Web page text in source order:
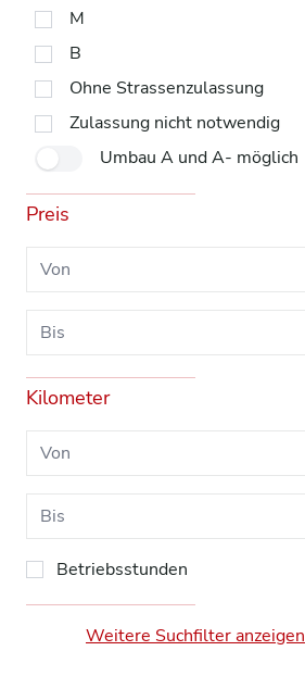
M
B
Ohne Strassenzulassung
Zulassung nicht notwendig
Umbau A und A- möglich
Preis
Kilometer
Betriebsstunden
Weitere Suchfilter anzeigen